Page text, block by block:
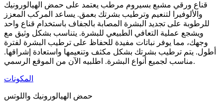
قناع ورقي مشبع بسيروم مرطب يعتمد على حمض الهيالورونيك
والألوفيرا لتنعيم وترطيب بشرتك بعمق. يساعد المركب المعزز
للرطوبة على تجديد البشرة المصابة بالجفاف باستخدام قناع واحد
ويشجع عملية التعافي الطبيعي للبشرة. يتناسب بشكل وثيق مع
وجهك، مما يوفر نباتات مفيدة للحفاظ على ترطيب البشرة لفترة
أطول. يتم ترطيب بشرتك بشكل مكثف وتنعيمها واستعادة إشراقها.
مناسب لجميع أنواع البشرة. اطلبيه الآن من الموقع الرسمي.
المكونات
حمض الهيالورونيك واللوتس